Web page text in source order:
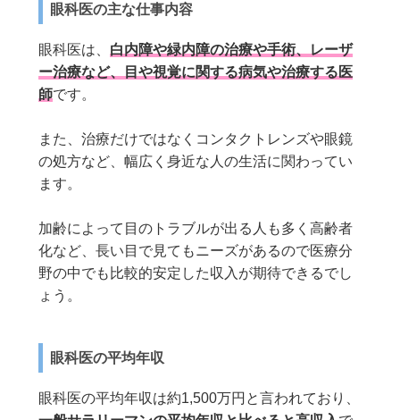
眼科医の主な仕事内容
眼科医は、 白内障や緑内障の治療や手術、レーザ
ー治療など、目や視覚に関する病気や治療する医
師です。
また、治療だけではなくコンタクトレンズや眼鏡
の処方など、幅広く身近な人の生活に関わってい
ます。
加齢によって目のトラブルが出る人も多く高齢者
化など、長い目で見てもニーズがあるので医療分
野の中でも比較的安定した収入が期待できるでし
ょう。
眼科医の平均年収
眼科医の平均年収は約1,500万円と言われており、